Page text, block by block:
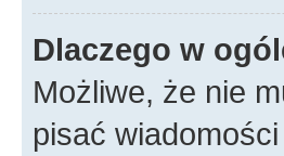
Dlaczego w
Możliwe, że nie
pisać